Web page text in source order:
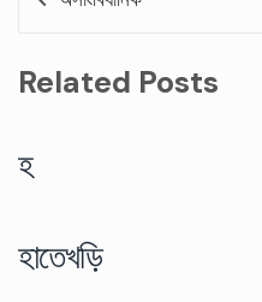
Related Posts
হ
হাতেখড়ি